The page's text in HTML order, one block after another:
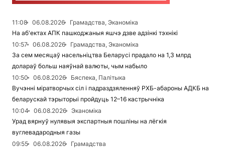
11:08 06.08.2026
Грамадства, Эканоміка
На аб'ектах АПК пашкоджаныя яшчэ дзве адзінкі тэхнікі
10:57
06.08.2026
Грамадства, Эканоміка
За сем месяцаў насельніцтва Беларусі прадало на 1,3 млрд
долараў больш наяўнай валюты, чым набыло
10:50
06.08.2026
Бяспека, Палітыка
Вучэнні міратворчых сіл і падраздзяленняў РХБ-абароны АДКБ на
беларускай тэрыторыі пройдуць 12–16 кастрычніка
10:04
06.08.2026
Эканоміка
Урад вярнуў нулявыя экспартныя пошліны на лёгкія
вуглевадародныя газы
09:55
06.08.2026
Грамадства